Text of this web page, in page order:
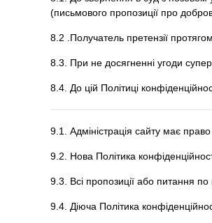
(письмового пропозиції про
8.2 .Получатель претензії
8.3. При не досягненні угоди
8.4. До цій Політиці
9.1. Адміністрація сайту має
9.2. Нова Політика
9.3. Всі пропозиції або питання по
9.4. Діюча Політика